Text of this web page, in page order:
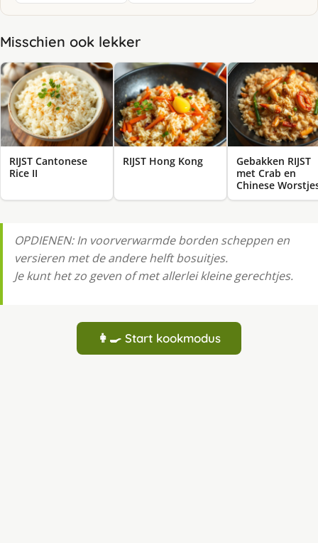
Misschien ook lekker
RIJST Cantonese
Rice II
RIJST Hong Kong
Gebakken RIJST
met Crab en
Chinese
OPDIENEN: In voorverwarmde borden scheppen en
versieren met de andere helft bosuitjes.
Je kunt het zo geven of met allerlei kleine gerechtjes.
👩‍🍳 Start kookmodus